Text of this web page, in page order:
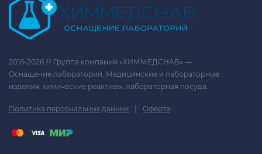
2016-2026 © Группа компаний «ХИММЕДСНАБ» —
Оснащение лабораторий. Медицинские и лабораторные
изделия, химические реактивы, лабораторная посуда.
Политика персональных данных | Оферта